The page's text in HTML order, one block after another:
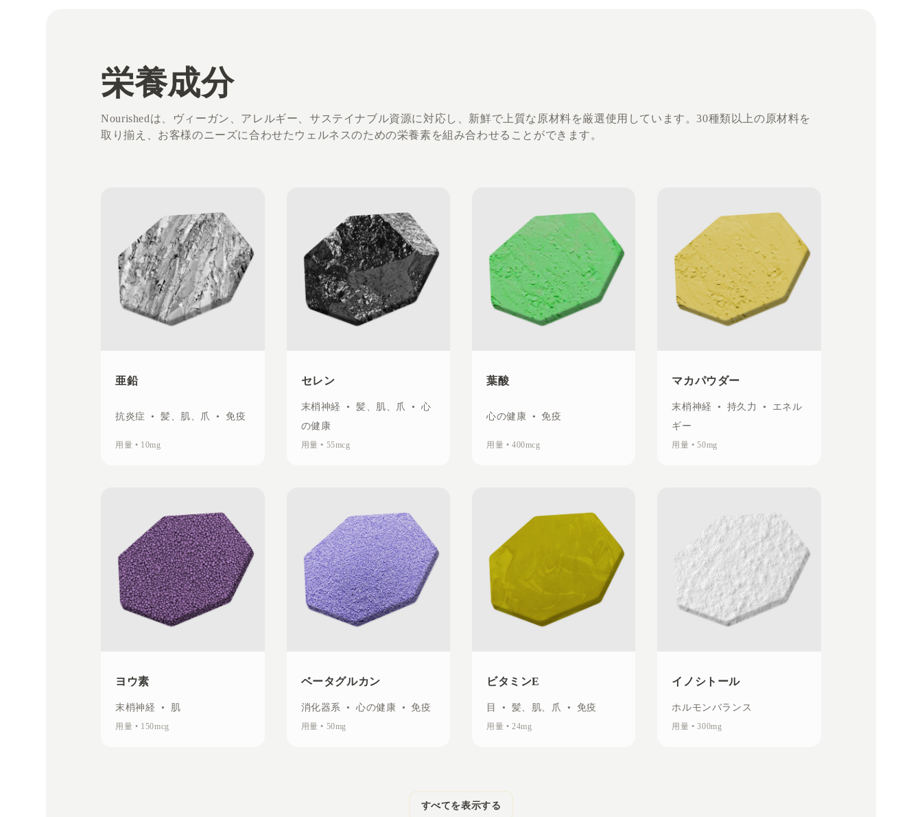
栄養成分
Nourishedは、ヴィーガン、アレルギー、サステイナブル資源に対応し、新鮮で上質な原材料を厳選使用しています。30種類以上の原材料を
取り揃え、お客様のニーズに合わせたウェルネスのための栄養素を組み合わせることができます。
亜鉛
抗炎症 • 髪、肌、爪 • 免疫
用量 • 10mg
セレン
末梢神経 • 髪、肌、爪 •
心
の健康
用量 • 55mcg
葉酸
心の健康 • 免疫
用量 • 400mcg
マカパウダー
末梢神経 • 持久力 •
エネル
ギー
用量 •50mg
ヨウ素
末梢神経 • 肌
用量 • 150mcg
ベータグルカン
消化器系 • 心の健康 • 免疫
用量 • 50mg
ビタミンE
目 • 髪、肌、爪 • 免疫
用量 • 24mg
イノシトール
ホルモンバランス
用量 •300mg
すべてを表示する